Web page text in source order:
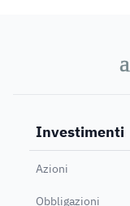
a
a
Investimenti
Azioni
Obbligazioni